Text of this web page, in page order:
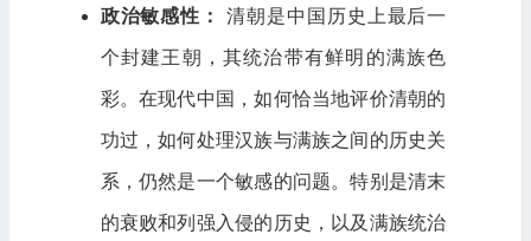
政治敏感性： 清朝是中国历史上最后一
个封建王朝，其统治带有鲜明的满族色
彩。在现代中国，如何恰当地评价清朝的
功过，如何处理汉族与满族之间的历史关
系，仍然是一个敏感的问题。特别是清末
的衰败和列强入侵的历史，以及满族统治